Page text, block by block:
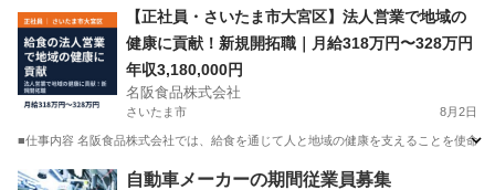
その他 業務
【正社員・さいたま市大宮区】法人営業で地域の
健康に貢献！新規開拓職｜月給318万円〜328万円
年収3,180,000円
名阪食品株式会社
さいたま市 8月2日
■仕事内容 名阪食品株式会社では、給食を通じて人と地域の健康を支えることを使命
埼玉 さいたま市 営業 業務
自動車メーカーの期間従業員募集